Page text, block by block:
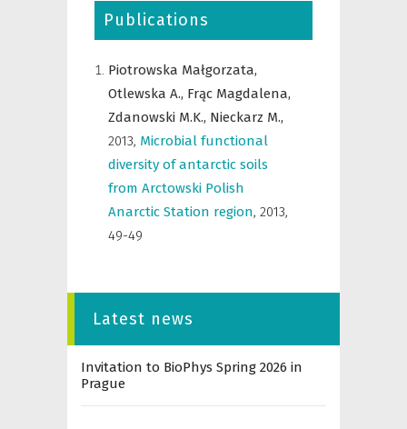
Publications
Piotrowska Małgorzata,
Otlewska A., Frąc Magdalena,
Zdanowski M.K., Nieckarz M.,
2013, Microbial functional
diversity of antarctic soils
from Arctowski Polish
Anarctic Station region, 2013,
49-49
Latest news
Invitation to BioPhys Spring 2026 in
Prague